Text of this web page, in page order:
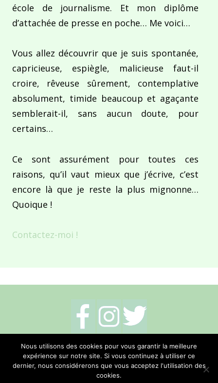
école de journalisme. Et mon diplôme
d’attachée de presse en poche… Me voici…
Vous allez découvrir que je suis spontanée,
capricieuse, espiègle, malicieuse faut-il
croire, rêveuse sûrement, contemplative
absolument, timide beaucoup et agaçante
semblerait-il, sans aucun doute, pour
certains…
Ce sont assurément pour toutes ces
raisons, qu’il vaut mieux que j’écrive, c’est
encore là que je reste la plus mignonne…
Quoique !
Contactez-moi !
Mentions légales- Politique de cookies-
Me contacter
Nous utilisons des cookies pour vous garantir la meilleure
expérience sur notre site. Si vous continuez à utiliser ce
dernier, nous considérerons que vous acceptez l'utilisation des
cookies.